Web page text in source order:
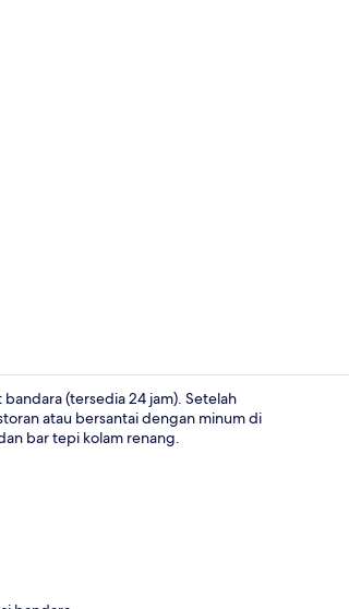
Sarapan
(tersedia 24 jam). Setelah
atau bersantai dengan minum di
bar tepi kolam renang.